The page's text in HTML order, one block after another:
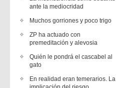
ante la mediocridad
Muchos gorriones y poco trigo
ZP ha actuado con
premeditación y alevosia
Quién le pondrá el cascabel al
gato
En realidad eran temerarios. La